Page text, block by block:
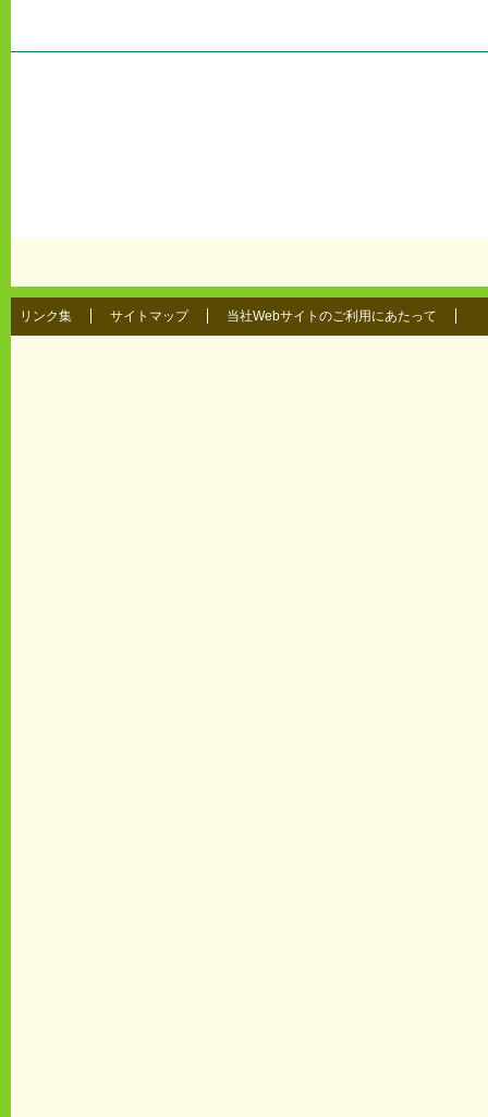
リンク集 サイトマップ 当社Webサイトのご利用にあたって